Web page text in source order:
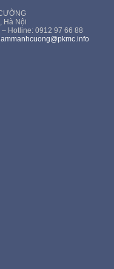
Hà Nội
Hotline: 0912 97 66 88